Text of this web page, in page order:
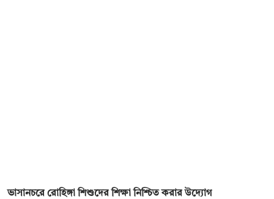
ভাসানচরে রোহিঙ্গা শিশুদের শিক্ষা নিশ্চিত করার উদ্যোগ